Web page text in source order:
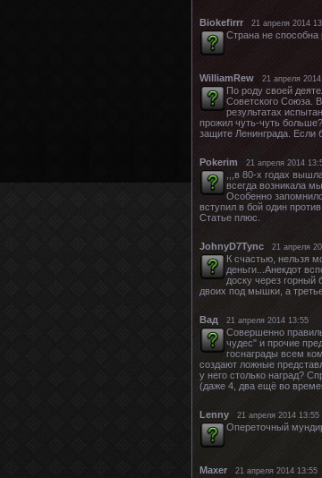
Biokefirrr 21 апреля 2014
Страна не способна
WilliamRew 21 апреля
По роду своей
Советского Союза.
результатах
прожил чуть-чуть
защите Ленинграда. Если
Pokerim 21 апреля 2014
,,,в 80-х годах
всегда возникала
Особенно
вступил в бой один
Статье плюс.
JohnyD7Tync 21 апреля
К счастью, нельзя
деньги...Анекдот
доску через горный
двоих под мышки, а
Вад 21 апреля 2014 13:55
Совершенно
чудес" и прочие
госнаграды всем
создают ложные
у него столько наград?
(даже 4, два ещё во
Lenny 21 апреля 2014 13:55
Опереточный
Maxer 21 апреля 2014 13:55